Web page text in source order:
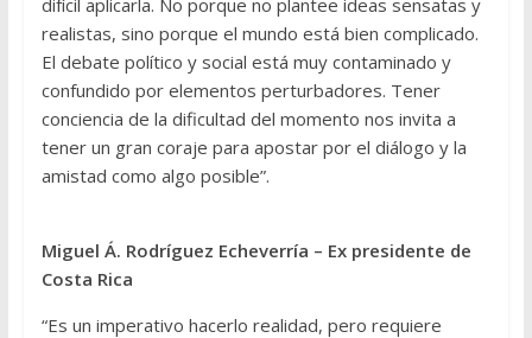
realistas, sino porque el mundo está bien complicado.
El debate político y social está muy contaminado y
confundido por elementos perturbadores. Tener
conciencia de la dificultad del momento nos invita a
tener un gran coraje para apostar por el diálogo y la
amistad como algo posible”.
Miguel Á. Rodríguez Echeverría – Ex presidente de
Costa Rica
“Es un imperativo hacerlo realidad, pero requiere